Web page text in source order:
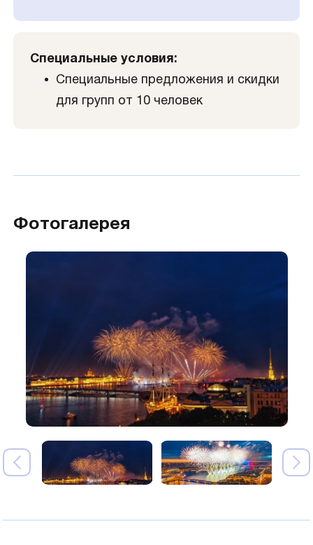
Специальные условия:
Специальные предложения и скидки
для групп от 10 человек
Фотогалерея